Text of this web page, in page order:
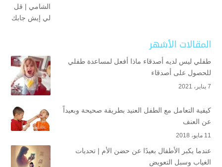
المقالات الأشهر
طفلي ليس لديه أصدقاء ماذا أفعل لمساعدة طفلي
للحصول على أصدقاء
7 يناير، 2021
كيفية التعامل مع الطفل العنيد بطريقة صحيحة وبعيداً
عن العنف
11 مايو، 2018
عندما يكبر الأطفال بعيدًا عن حضن الأم | تحديات
الغياب وسبل التعويض